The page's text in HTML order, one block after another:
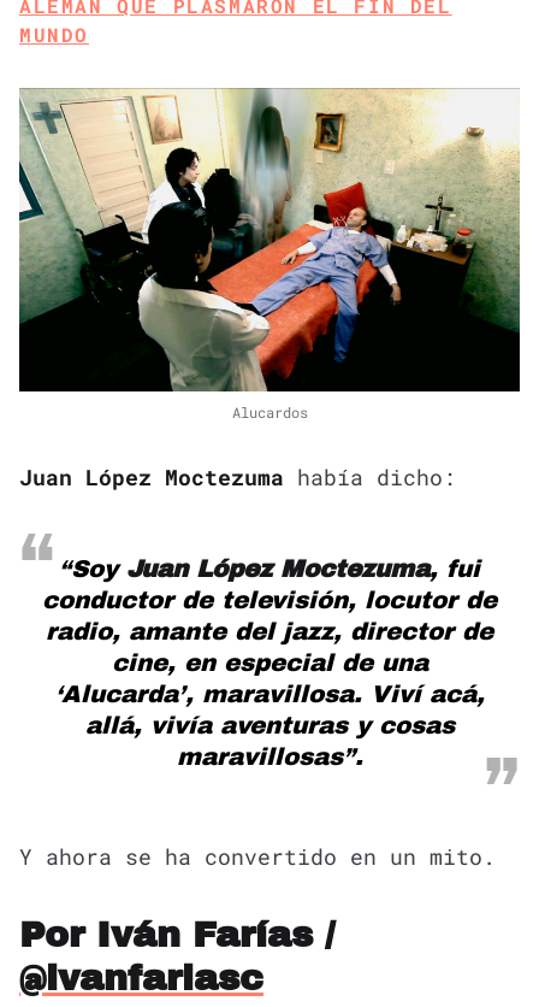
ALEMÁN QUE PLASMARON EL FIN DEL
MUNDO
Alucardos
Juan López Moctezuma había dicho:
“SoyJuan López Moctezuma, fui
conductor de televisión, locutor de
radio, amante del jazz, director de
cine, en especial de una
‘Alucarda’, maravillosa. Viví acá,
allá, vivía aventuras y cosas
maravillosas”.
Y ahora se ha convertido en un mito.
Por Iván Farías /
@ivanfariasc